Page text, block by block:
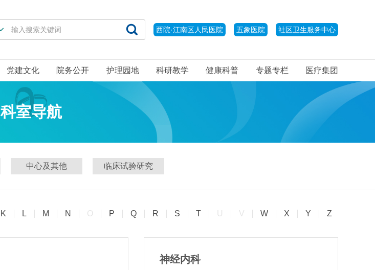
社区卫生服务中心
五象医院
西院·江南区人民医院

党建文化 院务公开 护理园地 科研教学 健康科普 专题专栏 医疗集团
科室导航
中心及其他 临床试验研究
K L M N O P Q R S T U V W X Y Z
神经内科